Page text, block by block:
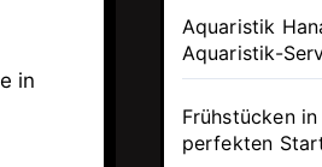
Aquaristik
Aquaristik-
Frühstücken
perfekten